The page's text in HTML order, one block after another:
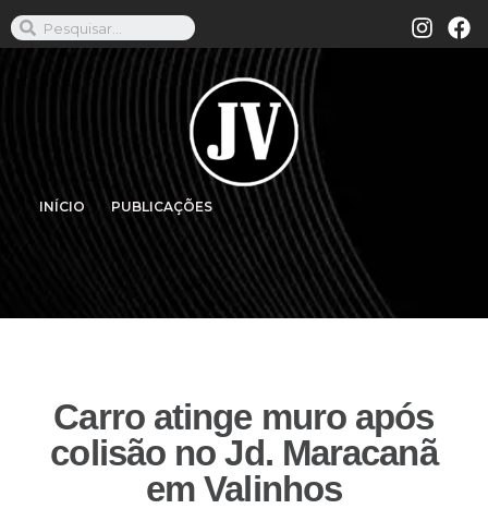
INÍCIO PUBLICAÇÕES
Carro atinge muro após
colisão no Jd. Maracanã
em Valinhos